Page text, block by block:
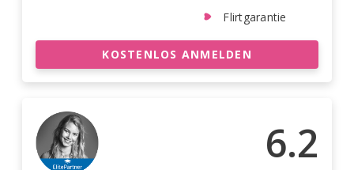
Flirtgarantie
KOSTENLOS ANMELDEN
6.2